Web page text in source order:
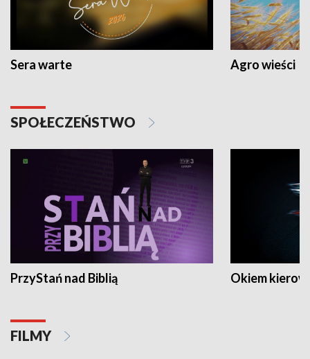
Sera warte Agro wieści
SPOŁECZEŃSTWO
PrzyStań nad Biblią Okiem
FILMY